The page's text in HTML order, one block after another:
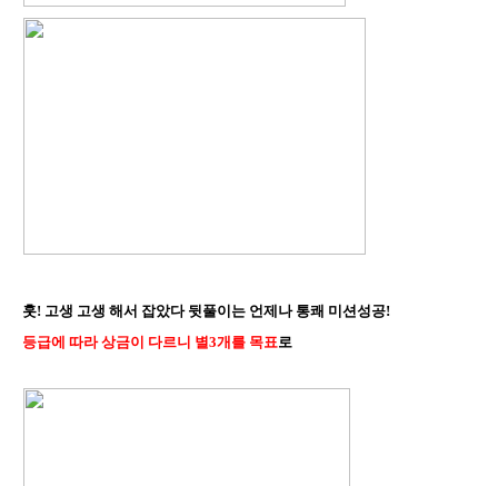
훗! 고생 고생 해서 잡았다 뒷풀이는 언제나 통쾌 미션성공!
등급에 따라 상금이 다르니 별3개를 목표로